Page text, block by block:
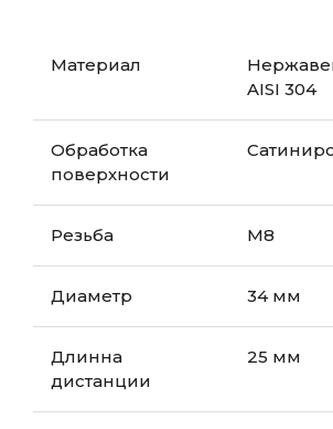
Материал
AISI 304
Обработка
поверхности
Резьба М8
Диаметр 34 мм
Длинна
дистанции
25 мм